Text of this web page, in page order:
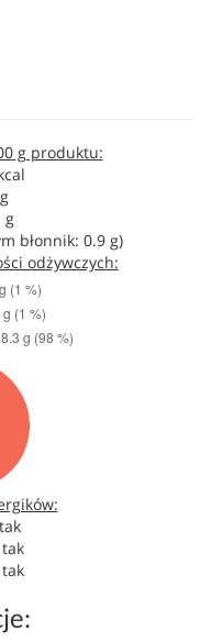
g produktu:
g
błonnik: 0.9 g)
odżywczych: